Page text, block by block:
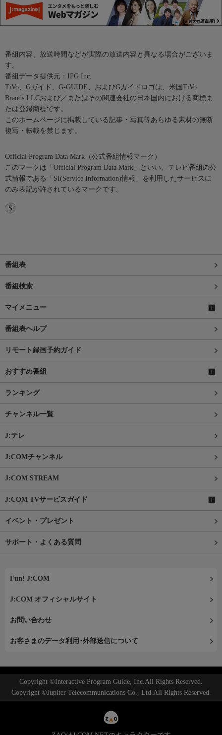
番組内容、放送時間などが実際の放送内容と異なる場合がございま
す。
番組データ提供元：IPG Inc.
TiVo、Gガイド、G-GUIDE、およびGガイドロゴは、米国TiVo
Brands LLCおよび／またはその関連会社の日本国内における商標ま
たは登録商標です。
このホームページに掲載している記事・写真等あらゆる素材の無断
複写・転載を禁じます。
Official Program Data Mark（公式番組情報マーク）
このマークは「Official Program Data Mark」といい、テレビ番組の公
式情報である「SI(Service Information)情報」を利用したサービスに
のみ表記が許されているマークです。
番組表
番組検索
マイメニュー
番組表ヘルプ
リモート録画予約ガイド
おすすめ番組
ランキング
チャンネル一覧
J:テレ
J:COMチャンネル
J:COM STREAM
J:COM TVサービスガイド
イベント・プレゼント
サポート・よくある質問
Fun! J:COM
J:COM オフィシャルサイト
お問い合わせ
お客さまのデータ利用･外部送信について
Copyright ©Interactive Program Guide, Inc.All Rights Reserved.
Copyright ©Jupiter Telecommunications Co., Ltd.All Rights Reserved.